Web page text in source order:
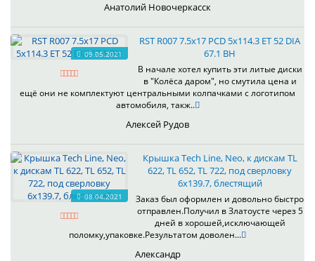
Анатолий Новочеркасск
09.05.2021
RST R007 7.5x17 PCD 5x114.3 ET 52 DIA
67.1 BH
В начале хотел купить эти литые диски
в "Колёса даром", но смутила цена и
ещё они не комплектуют центральными колпачками с логотипом
автомобиля, такж..
Алексей Рудов
08.04.2021
Крышка Tech Line, Neo, к дискам TL
622, TL 652, TL 722, под сверловку
6х139.7, блестящий
Заказ был оформлен и довольно быстро
отправлен.Получил в Златоусте через 5
дней в хорошей,исключающей
поломку,упаковке.Результатом доволен...
Александр